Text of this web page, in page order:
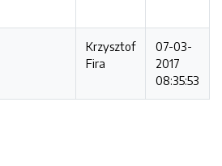
Krzysztof
Fira
07-03-
2017
08:35:53